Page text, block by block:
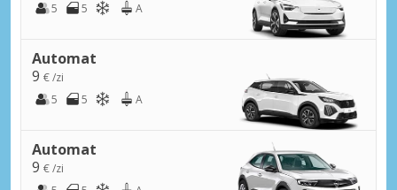
5
5 A
Automat
9 € /zi
5
5 A
Automat
9 € /zi